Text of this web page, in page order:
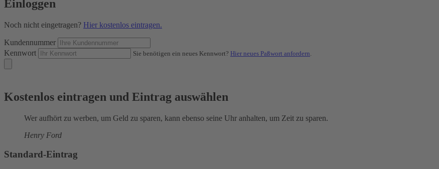
Einloggen
Noch nicht eingetragen? Hier kostenlos eintragen.
Kundennummer
Kennwort
Sie benötigen ein neues Kennwort? Hier neues Paßwort anfordern
Kostenlos eintragen und Eintrag auswählen
Wer aufhört zu werben, um Geld zu sparen, kann ebenso seine Uhr anhalten, um Zeit zu sparen.
Henry Ford
Standard-Eintrag